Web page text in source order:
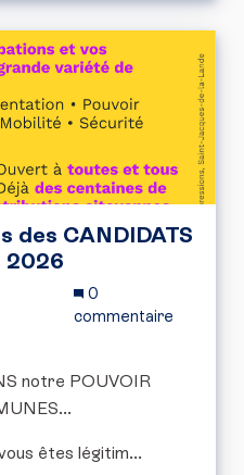
des CANDIDATS
2026
0
commentaire
notre POUVOIR
êtes légitim...